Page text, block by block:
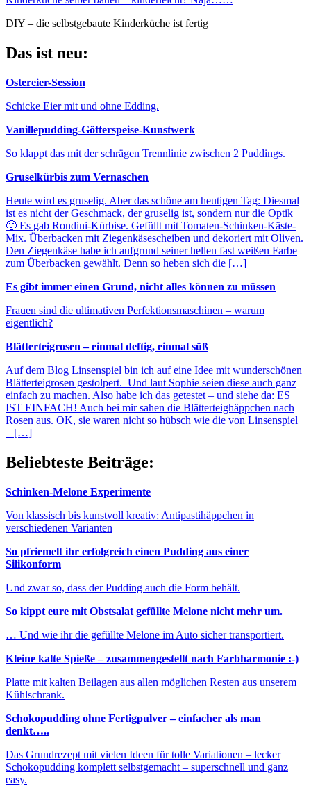
DIY – die selbstgebaute Kinderküche ist fertig
Das ist neu:
Ostereier-Session
Schicke Eier mit und ohne Edding.
Vanillepudding-Götterspeise-Kunstwerk
So klappt das mit der schrägen Trennlinie zwischen 2 Puddings.
Gruselkürbis zum Vernaschen
Heute wird es gruselig. Aber das schöne am heutigen Tag: Diesmal
ist es nicht der Geschmack, der gruselig ist, sondern nur die Optik
🙂 Es gab Rondini-Kürbise. Gefüllt mit Tomaten-Schinken-Käste-
Mix. Überbacken mit Ziegenkäsescheiben und dekoriert mit Oliven.
Den Ziegenkäse habe ich aufgrund seiner hellen fast weißen Farbe
zum Überbacken gewählt. Denn so heben sich die […]
Es gibt immer einen Grund, nicht alles können zu müssen
Frauen sind die ultimativen Perfektionsmaschinen – warum
eigentlich?
Blätterteigrosen – einmal deftig, einmal süß
Auf dem Blog Linsenspiel bin ich auf eine Idee mit wunderschönen
Blätterteigrosen gestolpert. Und laut Sophie seien diese auch ganz
einfach zu machen. Also habe ich das getestet – und siehe da: ES
IST EINFACH! Auch bei mir sahen die Blätterteighäppchen nach
Rosen aus. OK, sie waren nicht so hübsch wie die von Linsenspiel
– […]
Beliebteste Beiträge:
Schinken-Melone Experimente
Von klassisch bis kunstvoll kreativ: Antipastihäppchen in
verschiedenen Varianten
So pfriemelt ihr erfolgreich einen Pudding aus einer
Silikonform
Und zwar so, dass der Pudding auch die Form behält.
So kippt eure mit Obstsalat gefüllte Melone nicht mehr um.
… Und wie ihr die gefüllte Melone im Auto sicher transportiert.
Kleine kalte Spieße – zusammengestellt nach Farbharmonie :-)
Platte mit kalten Beilagen aus allen möglichen Resten aus unserem
Kühlschrank.
Schokopudding ohne Fertigpulver – einfacher als man
denkt…..
Das Grundrezept mit vielen Ideen für tolle Variationen – lecker
Schokopudding komplett selbstgemacht – superschnell und ganz
easy.